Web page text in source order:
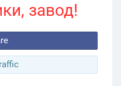
завод!